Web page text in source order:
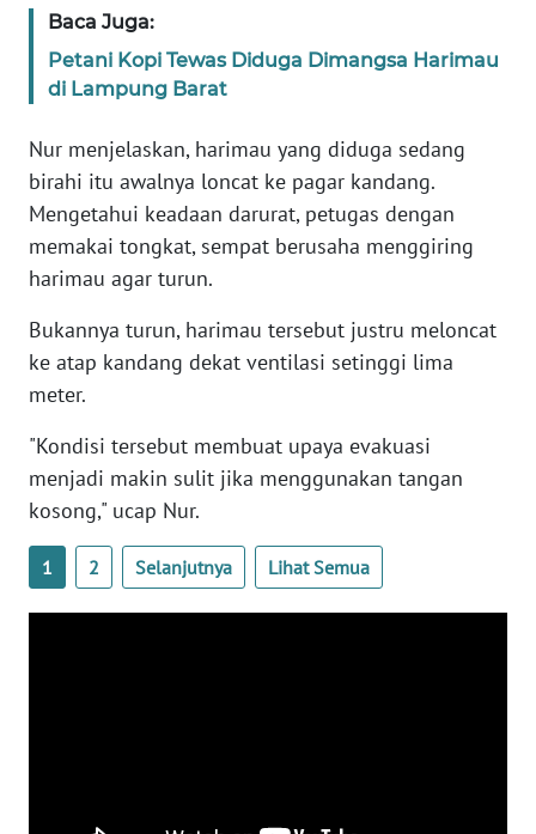
Baca Juga:
Petani Kopi Tewas Diduga Dimangsa Harimau
di Lampung Barat
Nur menjelaskan, harimau yang diduga sedang
birahi itu awalnya loncat ke pagar kandang.
Mengetahui keadaan darurat, petugas dengan
memakai tongkat, sempat berusaha menggiring
harimau agar turun.
Bukannya turun, harimau tersebut justru meloncat
ke atap kandang dekat ventilasi setinggi lima
meter.
"Kondisi tersebut membuat upaya evakuasi
menjadi makin sulit jika menggunakan tangan
kosong," ucap Nur.
1 2 Selanjutnya Lihat Semua
Regional
WN
SUMUT
WN
WN
JABAR
BANTEN
WN
WN
KEPRI